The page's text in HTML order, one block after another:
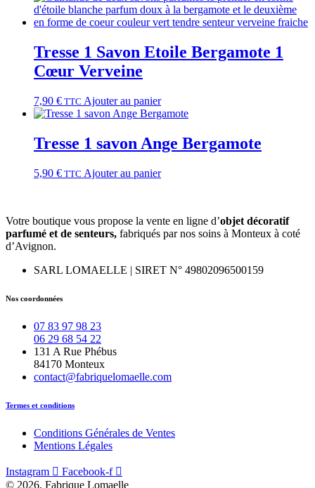
Tresse 1 Savon Etoile Bergamote 1
Cœur Verveine
7,90 € TTC Ajouter au panier
Tresse 1 savon Ange Bergamote
5,90 € TTC Ajouter au panier
Votre boutique vous propose la vente en ligne d’objet décoratif
parfumé et de senteurs, fabriqués par nos soins à Monteux à coté
d’Avignon.
SARL LOMAELLE | SIRET N° 49802096500159
Nos coordonnées
07 83 97 98 23
06 29 68 54 22
131 A Rue Phébus
84170 Monteux
contact@fabriquelomaelle.com
Termes et conditions
Conditions Générales de Ventes
Mentions Légales
Instagram
Facebook-f
© 2026, Fabrique Lomaelle